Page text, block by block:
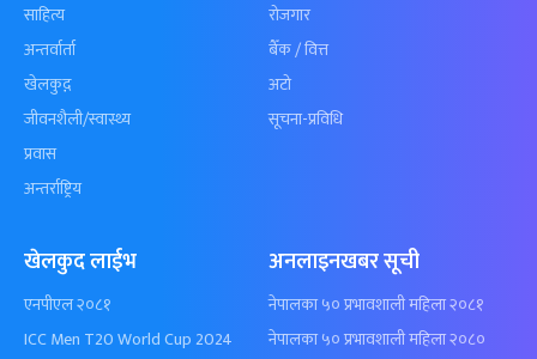
साहित्य
अन्तर्वार्ता
खेलकुद़़
जीवनशैली/स्वास्थ्य
प्रवास
अन्तर्राष्ट्रिय
रोजगार
बैँक / वित्त
अटो
सूचना-प्रविधि
खेलकुद लाईभ
एनपीएल २०८१
ICC Men T20 World Cup 2024
अनलाइनखबर सूची
नेपालका ५० प्रभावशाली महिला २०८१
नेपालका ५० प्रभावशाली महिला २०८०